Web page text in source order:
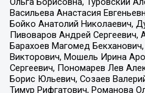
Васильева Анастасия
Бойко Анатолий Николаевич,
Пивоваров Андрей Сергеевич,
Барахоев Магомед
Викторович, Мошель Ирина
Сергеевич, Пономарев Лев
Борис Юльевич, Созаев
Тимур Рифгатович, Романова